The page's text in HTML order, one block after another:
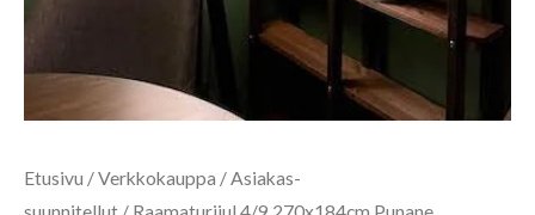
Etusivu /Verkkokauppa / Asiakas-